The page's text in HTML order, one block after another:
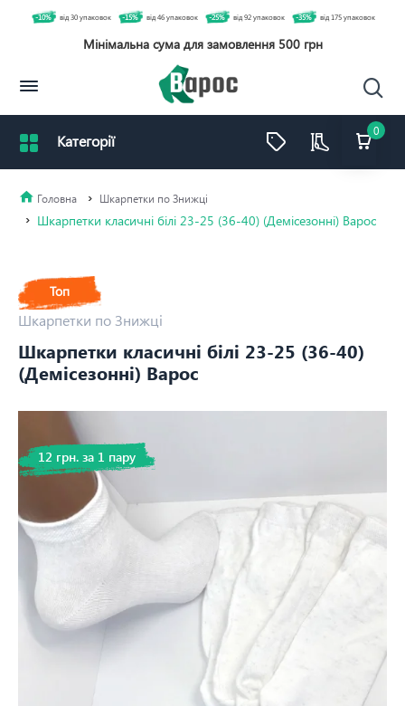
0
-10% від 30 упаковок -15% від 46 упаковок -25% від 92 упаковок -35% від 175 упаковок
Мінімальна сума для замовлення 500 грн
Шкарпетки по Знижці
Шкарпетки класичні білі 23-25 (36-40) (Демісезонні) Варос
Топ
Шкарпетки по Знижці
Шкарпетки класичні білі 23-25 (36-40)
(Демісезонні) Варос
12 грн. за 1 пару